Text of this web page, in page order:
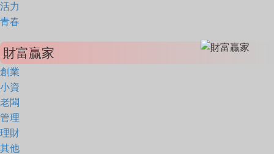
活力
青春
財富贏家
創業
小資
老闆
管理
理財
其他